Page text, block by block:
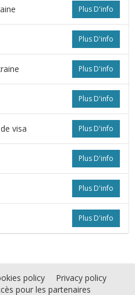
Plus D'info
Plus D'info
Plus D'info
Plus D'info
Plus D'info
visa
Plus D'info
Plus D'info
Plus D'info
policy
Privacy policy
pour les partenaires